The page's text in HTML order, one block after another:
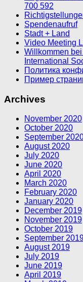
700 592
Spendenaufruf
Stadt + Land
Video Meeting
Willkommen
International
Политика
Пример
Archives
November 2020
October 2020
September
August 2020
July 2020
June 2020
April 2020
March 2020
February 2020
January 2020
December 2019
November 2019
October 2019
September
August 2019
July 2019
June 2019
April 2019